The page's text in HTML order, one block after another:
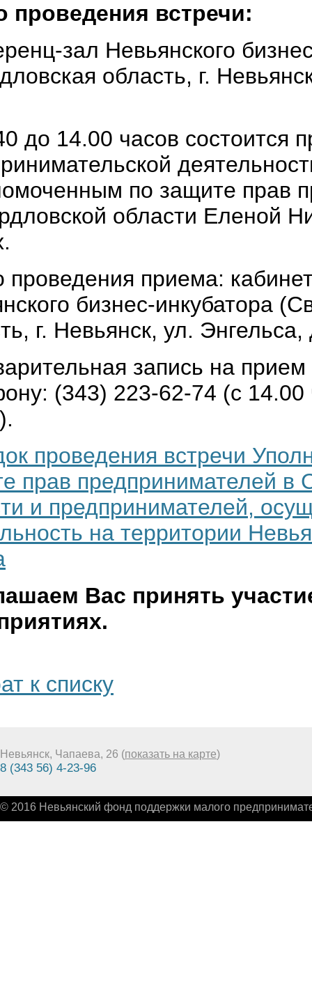
проведения встречи:
зал Невьянского
область, г.
до 14.00 часов состоится
по защите прав
области Еленой
проведения приема:
бизнес-инкубатора
г. Невьянск, ул.
запись на прием
(343) 223-62-74 (с 14.00
проведения встречи
прав предпринимателей в
и предпринимателей,
на территории
Вас принять
к списку
Невьянск, Чапаева, 26 (показать на карте)
8 (343 56) 4-23-96
© 2016 Невьянский фонд поддержки малого